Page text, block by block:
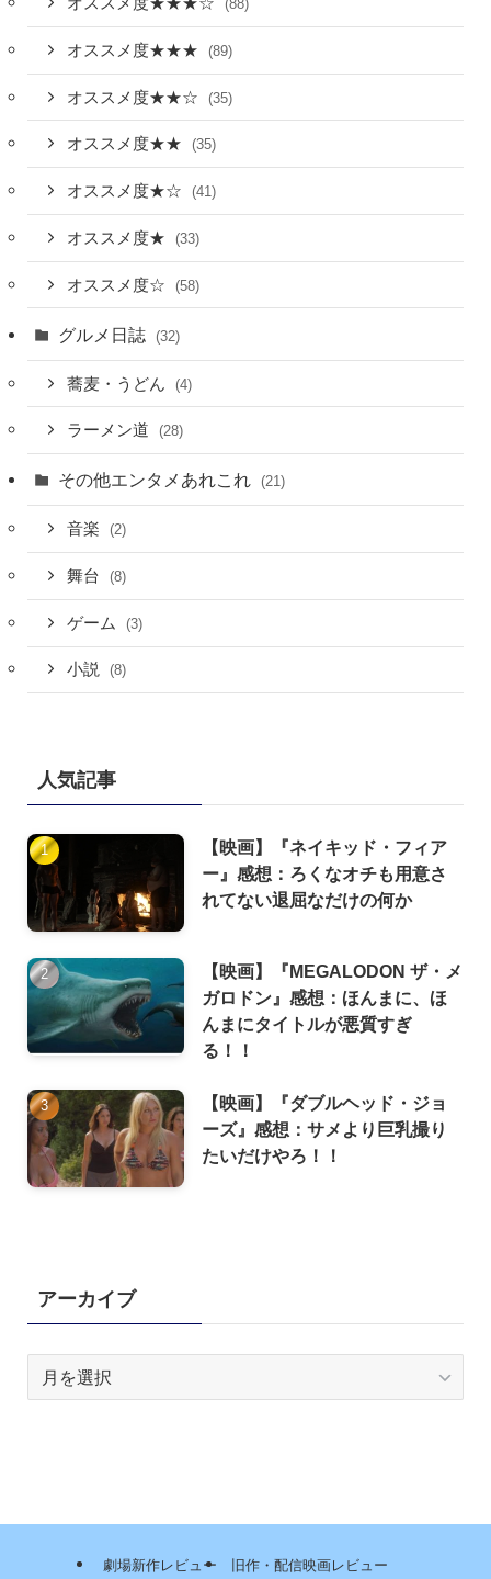
(88)
オススメ度★★★ (89)
オススメ度★★☆ (35)
オススメ度★★ (35)
オススメ度★☆ (41)
オススメ度★ (33)
オススメ度☆ (58)
グルメ日誌 (32)
蕎麦・うどん (4)
ラーメン道 (28)
その他エンタメあれこれ (21)
音楽 (2)
舞台 (8)
ゲーム (3)
小説 (8)
人気記事
【映画】『ネイキッド・フィア
ー』感想：ろくなオチも用意さ
れてない退屈なだけの何か
【映画】『MEGALODON ザ・メ
ガロドン』感想：ほんまに、ほ
んまにタイトルが悪質すぎ
る！！
【映画】『ダブルヘッド・ジョ
ーズ』感想：サメより巨乳撮り
たいだけやろ！！
アーカイブ
劇場新作レビュー 旧作・配信映画レビュー